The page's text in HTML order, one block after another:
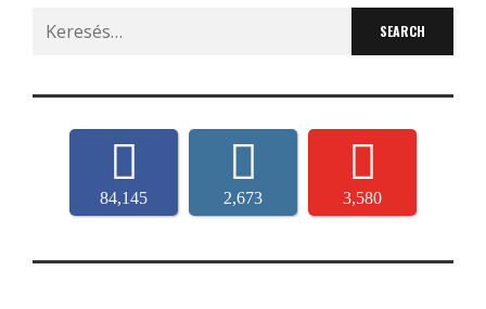
Search
for:
84,145 2,673 3,580